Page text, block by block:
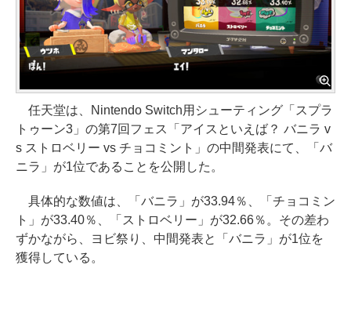
任天堂は、Nintendo Switch用シューティング「スプラ
トゥーン3」の第7回フェス「アイスといえば？ バニラ v
s ストロベリー vs チョコミント」の中間発表にて、「バ
ニラ」が1位であることを公開した。
具体的な数値は、「バニラ」が33.94％、「チョコミン
ト」が33.40％、「ストロベリー」が32.66％。その差わ
ずかながら、ヨビ祭り、中間発表と「バニラ」が1位を
獲得している。